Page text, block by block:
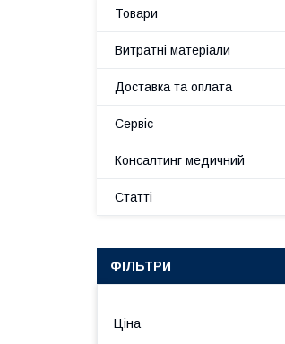
Товари
Витратні матеріали
Доставка та оплата
Сервіс
Консалтинг медичний
Статті
ФІЛЬТРИ
Ціна